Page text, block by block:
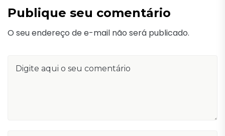
Publique seu comentário
O seu endereço de e-mail não será publicado.